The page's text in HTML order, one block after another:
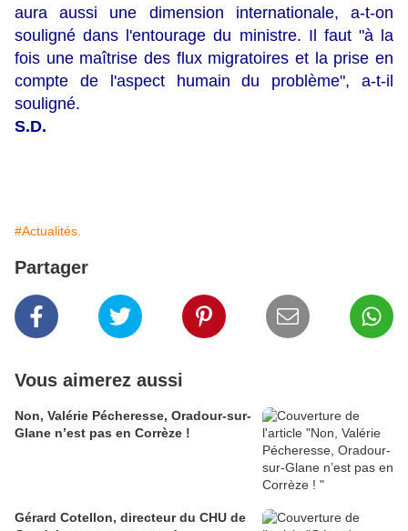
aura aussi une dimension internationale, a-t-on
souligné dans l'entourage du ministre. Il faut "à la
fois une maîtrise des flux migratoires et la prise en
compte de l'aspect humain du problème", a-t-il
souligné.
S.D.
#Actualités.
Partager
Vous aimerez aussi
Non, Valérie Pécheresse, Oradour-sur-
Glane n’est pas en Corrèze !
Gérard Cotellon, directeur du CHU de